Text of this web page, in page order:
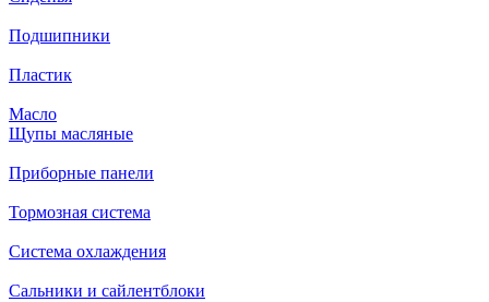
Подшипники
Пластик
Масло
Щупы масляные
Приборные панели
Тормозная система
Система охлаждения
Сальники и сайлентблоки